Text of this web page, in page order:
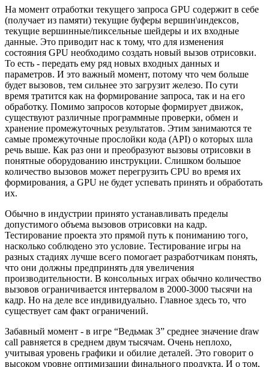
На момент отработки текущего запроса GPU содержит в себе
(получает из памяти) текущие буферы вершин\индексов,
текущие вершинные/пиксельные шейдеры и их входные
данные. Это приводит нас к тому, что для изменения
состояния GPU необходимо создать новый вызов отрисовки.
То есть - передать ему ряд новых входных данных и
параметров. И это важный момент, потому что чем больше
будет вызовов, тем сильнее это загрузит железо. По сути
время тратится как на формирование запроса, так и на его
обработку. Помимо запросов которые формирует движок,
существуют различные программные проверки, обмен и
хранение промежуточных результатов. Этим занимаются те
самые промежуточные прослойки кода (API) о которых шла
речь выше. Как раз они и преобразуют вызовы отрисовки в
понятные оборудованию инструкции. Слишком большое
количество вызовов может перегрузить CPU во время их
формирования, а GPU не будет успевать принять и обработать
их.
Обычно в индустрии принято устанавливать пределы
допустимого объема вызовов отрисовки на кадр.
Тестирование проекта это прямой путь к пониманию того,
насколько соблюдено это условие. Тестирование игры на
разных стадиях лучше всего помогает разработчикам понять,
что они должны предпринять для увеличения
производительности. В консольных играх обычно количество
вызовов ограничивается интервалом в 2000-3000 тысячи на
кадр. Но на деле все индивидуально. Главное здесь то, что
существует сам факт ограничений.
Забавный момент - в игре “Ведьмак 3” среднее значение draw
call равняется в среднем двум тысячам. Очень неплохо,
учитывая уровень графики и обилие деталей. Это говорит о
высоком уровне оптимизации финального продукта. И о том,